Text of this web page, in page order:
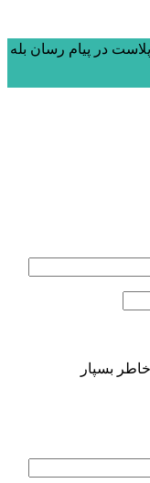
در پیام رسان بله
بسپار